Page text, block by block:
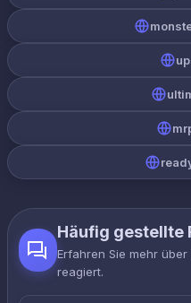
Häufig gestellte
Erfahren Sie mehr
reagiert.